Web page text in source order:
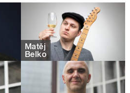
Matěj
Belko